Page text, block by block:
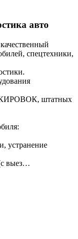
авто
спецтехники,
штатных
устранение
выез…